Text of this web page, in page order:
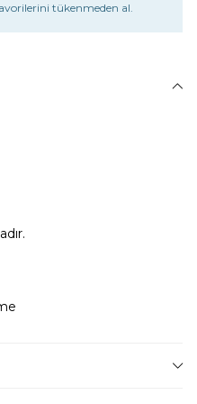
tükenmeden al.